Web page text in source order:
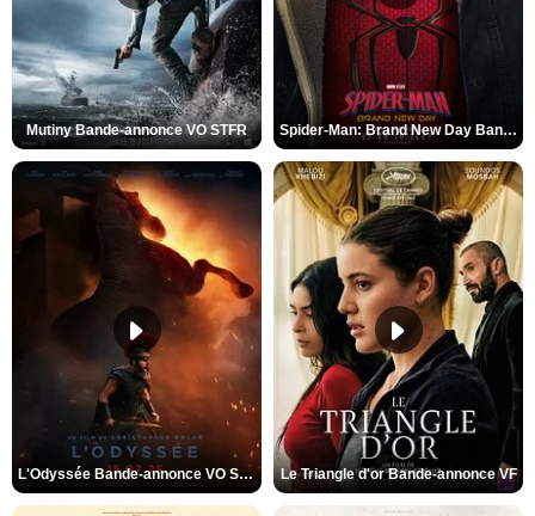
Mutiny Bande-annonce VO STFR Spider-Man: Brand New Day Bande-annonce VO STFR
L'Odyssée Bande-annonce VO STFR Le Triangle d'or Bande-annonce VF